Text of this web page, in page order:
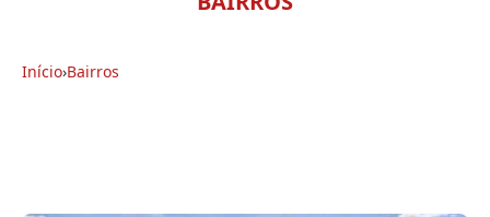
Início›Bairros